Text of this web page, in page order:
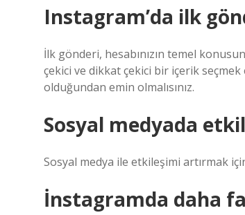
Instagram’da ilk
İlk gönderi, hesabınızın temel
çekici ve dikkat çekici bir içerik
olduğundan emin olmalısınız.
Sosyal medyada
Sosyal medya ile etkileşimi artırmak
İnstagramda daha